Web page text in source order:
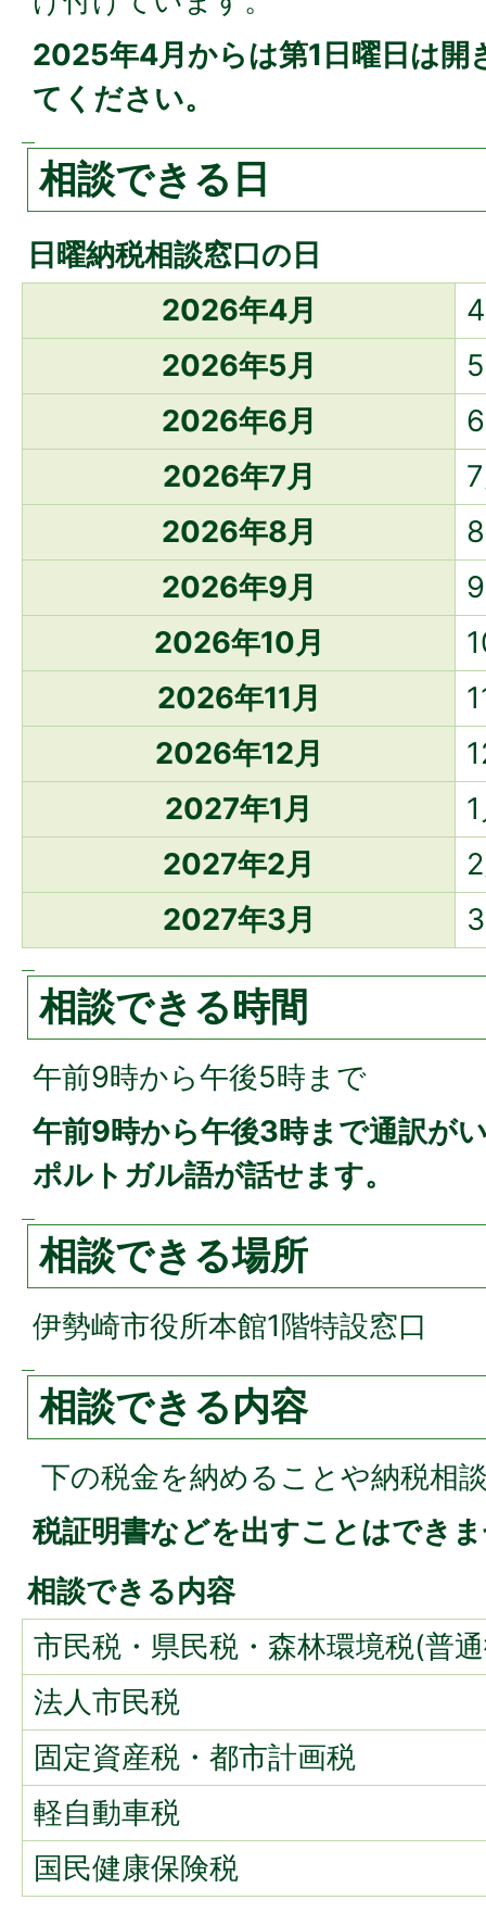
2025年4月からは第1日曜日は開
てください。
相談できる日
日曜納税相談窓口の日
2026年4月
2026年5月
2026年6月
2026年7月
2026年8月
2026年9月
2026年10月
2026年11月
2026年12月
2027年1月
2027年2月
2027年3月
相談できる時間
午前9時から午後5時まで
午前9時から午後3時まで通訳が
ポルトガル語が話せます。
相談できる場所
伊勢崎市役所本館1階特設窓口
相談できる内容
下の税金を納めることや納税相
税証明書などを出すことはでき
相談できる内容
市民税・県民税・森林環境税(普
法人市民税
固定資産税・都市計画税
軽自動車税
国民健康保険税